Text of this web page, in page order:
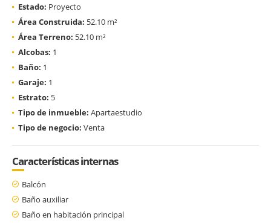
Estado: Proyecto
Área Construida: 52.10 m²
Área Terreno: 52.10 m²
Alcobas: 1
Baño: 1
Garaje: 1
Estrato: 5
Tipo de inmueble: Apartaestudio
Tipo de negocio: Venta
Características internas
Balcón
Baño auxiliar
Baño en habitación principal